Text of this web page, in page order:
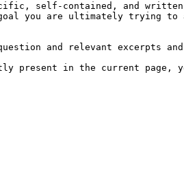
self-contained, and
you are ultimately trying
and relevant excerpts and
present in the current